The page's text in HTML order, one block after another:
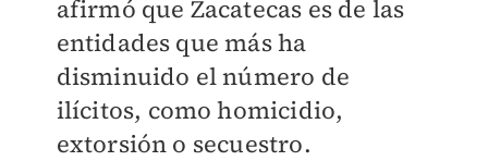
afirmó que Zacatecas es de las
entidades que más ha
disminuido el número de
ilícitos, como homicidio,
extorsión o secuestro.